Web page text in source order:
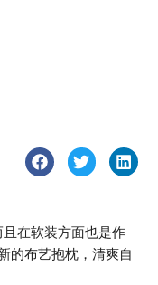
在软装方面也是作
的布艺抱枕，清爽自